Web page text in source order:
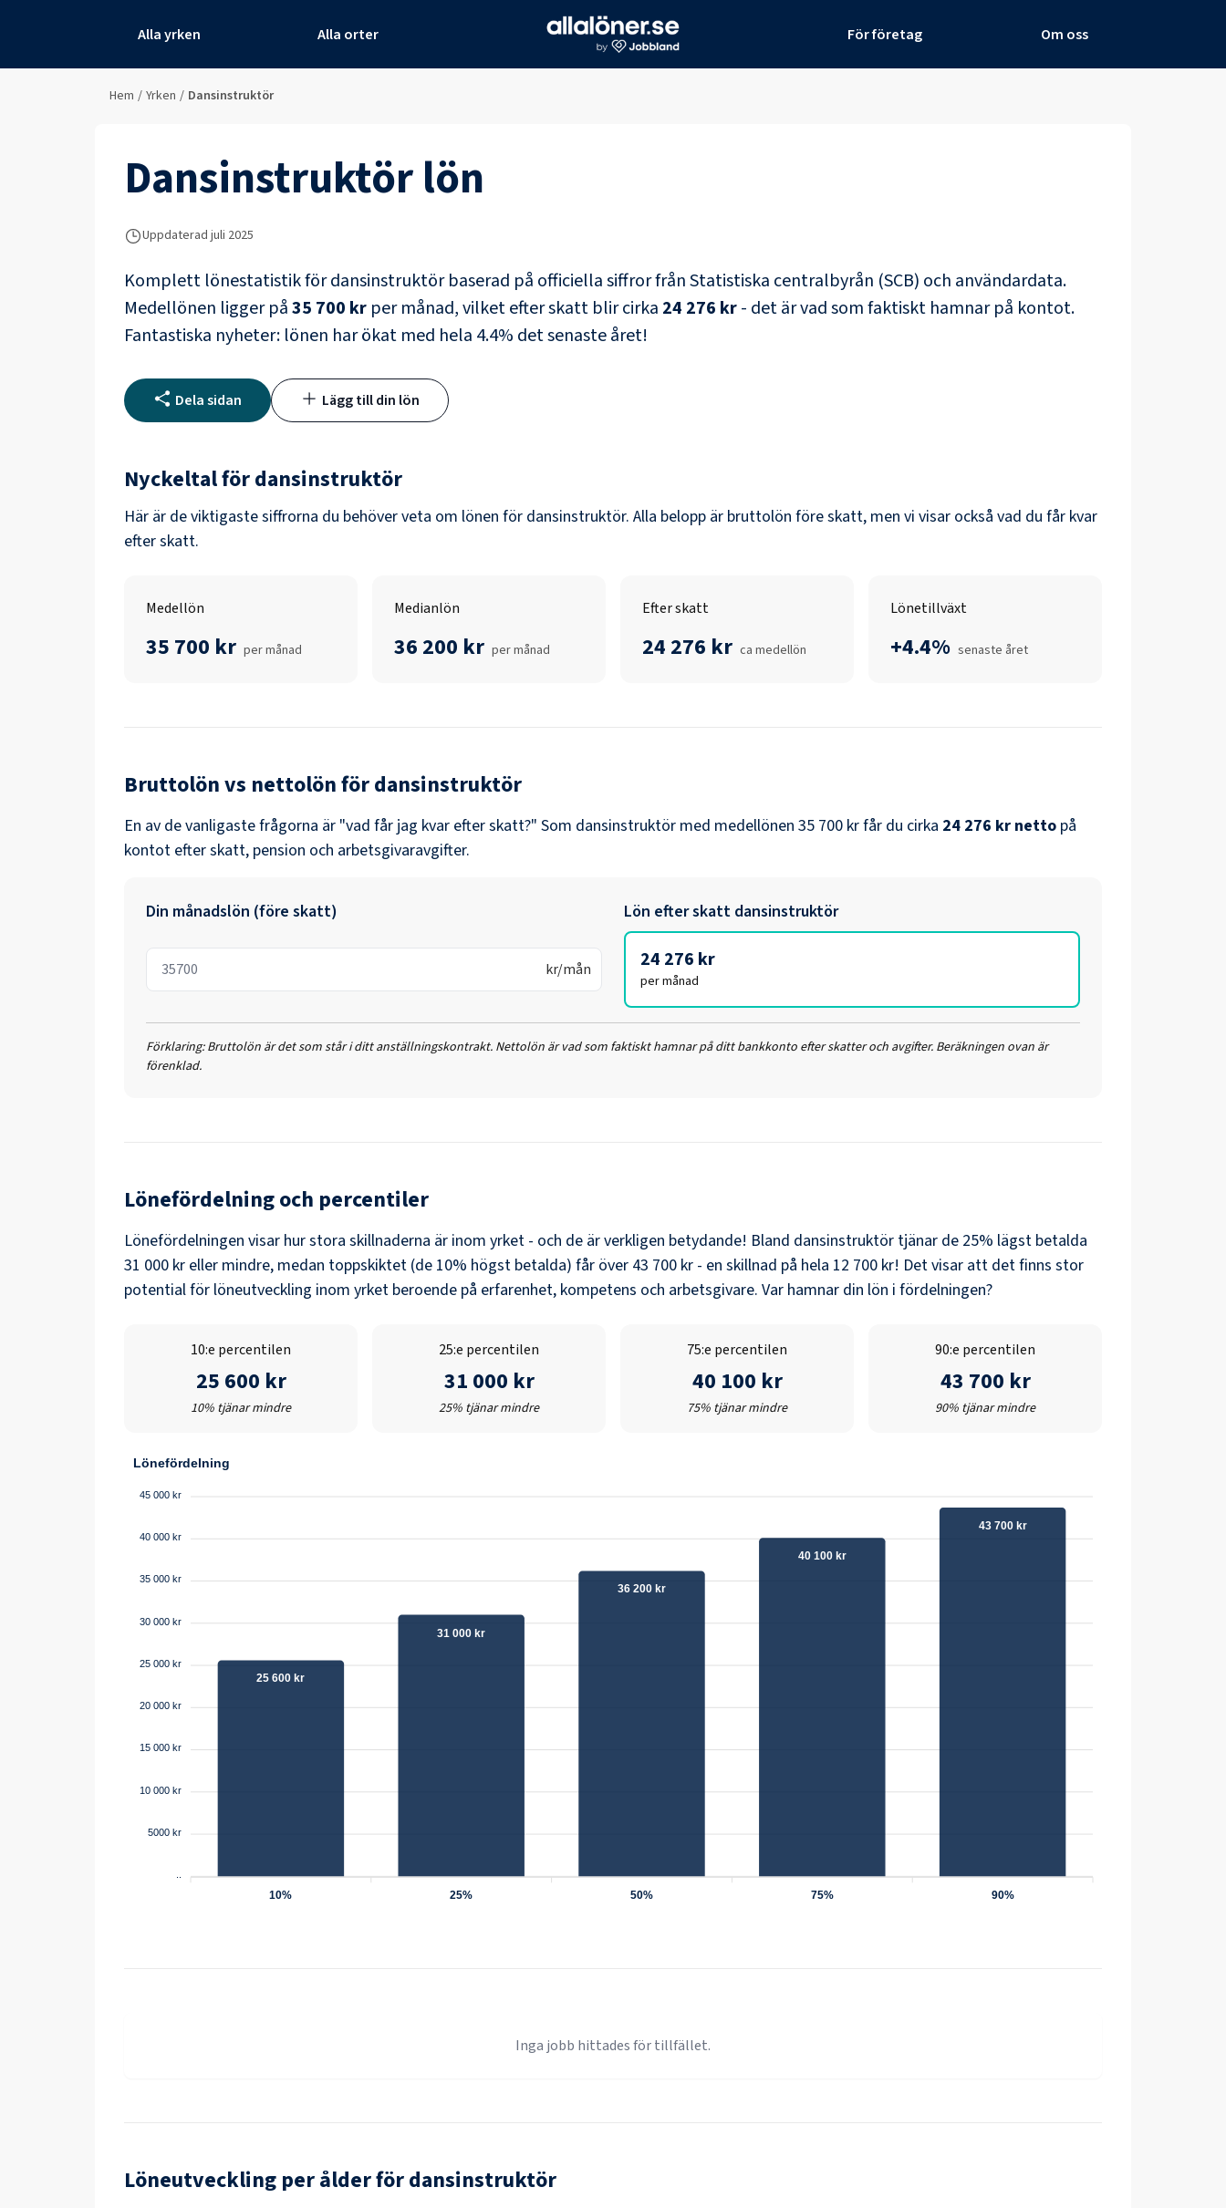
Alla yrken Alla orter För företag Om oss
Hem / Yrken / Dansinstruktör
Dansinstruktörlön
Uppdaterad juli 2025
Komplett lönestatistik fördansinstruktörbaserad på officiella siffror från Statistiska centralbyrån (SCB) och användardata.
Medellönen ligger på35 700 kr per månad, vilket efter skatt blir cirka 24 276 kr- det är vad som faktiskt hamnar på kontot.
Fantastiska nyheter: lönen har ökat med hela 4.4% det senaste året!
Dela sidan Lägg till din lön
Nyckeltal fördansinstruktör
Här är de viktigaste siffrorna du behöver veta om lönen för dansinstruktör. Alla belopp är bruttolön före skatt, men vi visar också vad du får kvar
efter skatt.
Medellön
35 700 kr per månad
Medianlön
36 200 kr per månad
Efter skatt
24 276 kr ca medellön
Lönetillväxt
+4.4% senaste året
Bruttolön vs nettolön fördansinstruktör
En av de vanligaste frågorna är "vad får jag kvar efter skatt?" Som dansinstruktör med medellönen 35 700 krfår du cirka 24 276 kr netto på
kontot efter skatt, pension och arbetsgivaravgifter.
Din månadslön (före skatt)
kr/mån
Lön efter skatt dansinstruktör
24 276 kr
per månad
Förklaring: Bruttolön är det som står i ditt anställningskontrakt. Nettolön är vad som faktiskt hamnar på ditt bankkonto efter skatter och avgifter. Beräkningen ovan är
förenklad.
Lönefördelning och percentiler
Lönefördelningen visar hur stora skillnaderna är inom yrket - och de är verkligen betydande! Bland dansinstruktör tjänar de 25% lägst betalda
31 000 kr eller mindre, medan toppskiktet (de 10% högst betalda) får över 43 700 kr - en skillnad på hela 12 700 kr! Det visar att det finns stor
potential för löneutveckling inom yrket beroende på erfarenhet, kompetens och arbetsgivare. Var hamnar din lön i fördelningen?
10:e percentilen
25 600 kr
10% tjänar mindre
25:e percentilen
31 000 kr
25% tjänar mindre
75:e percentilen
40 100 kr
75% tjänar mindre
90:e percentilen
43 700 kr
90% tjänar mindre
Lönefördelning
45 000 kr
40 000 kr
35 000 kr
30 000 kr
25 000 kr
20 000 kr
15 000 kr
10 000 kr
5000 kr
25 600 kr
31 000 kr
36 200 kr
40 100 kr
43 700 kr
10% 25% 50% 75% 90%
Inga jobb hittades för tillfället.
Löneutveckling per ålder fördansinstruktör